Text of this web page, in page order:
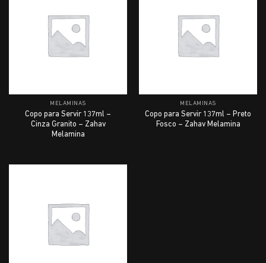
MELAMINAS
Copo para Servir 137ml –
Cinza Granito – Zahav
Melamina
MELAMINAS
Copo para Servir 137ml – Preto
Fosco – Zahav Melamina